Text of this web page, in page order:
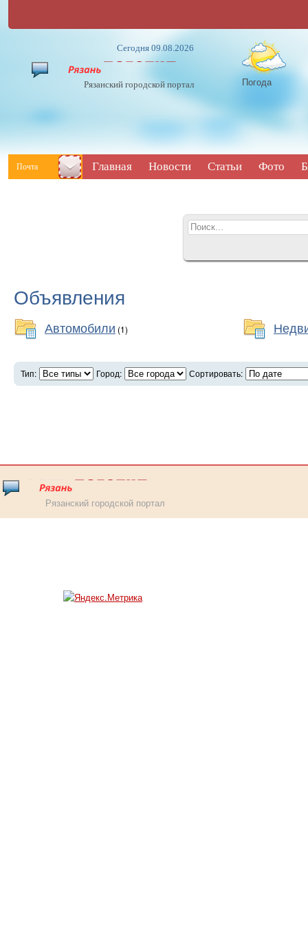
Сегодня 09.08.2026
Рязанский городской портал Погода
Почта Главная Новости Статьи Фото
Объявления
Автомобили (1)
Тип: Город: Сортировать:
Рязанский городской портал